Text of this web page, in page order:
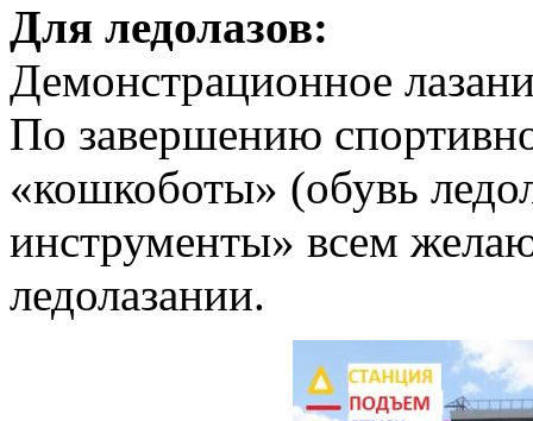
Для ледолазов:
Демонстрационное
По завершению
«кошкоботы» (обувь
инструменты» всем
ледолазании.